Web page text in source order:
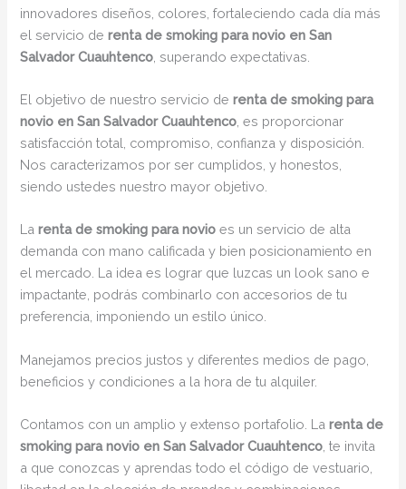
innovadores diseños, colores, fortaleciendo cada día más
el servicio derenta de smoking para novio en San
Salvador Cuauhtenco , superando expectativas.
El objetivo de nuestro servicio derenta de smoking para
novio en San Salvador Cuauhtenco , es proporcionar
satisfacción total, compromiso, confianza y disposición.
Nos caracterizamos por ser cumplidos, y honestos,
siendo ustedes nuestro mayor objetivo.
Larenta de smoking para novioes un servicio de alta
demanda con mano calificada y bien posicionamiento en
el mercado. La idea es lograr que luzcas un look sano e
impactante, podrás combinarlo con accesorios de tu
preferencia, imponiendo un estilo único.
Manejamos precios justos y diferentes medios de pago,
beneficios y condiciones a la hora de tu alquiler.
Contamos con un amplio y extenso portafolio. Larenta de
smoking para novio en San Salvador Cuauhtenco , te invita
a que conozcas y aprendas todo el código de vestuario,